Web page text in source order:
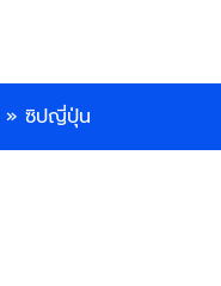
» ซิปญี่ปุ่น